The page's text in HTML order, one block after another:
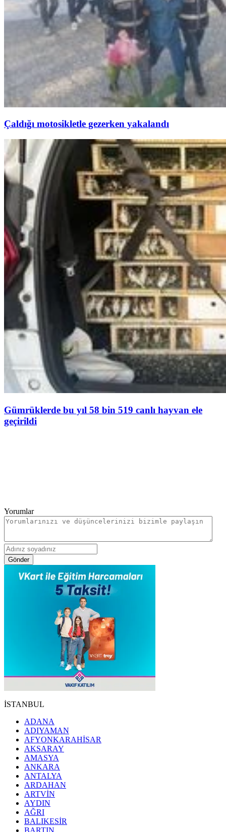
Çaldığı motosikletle gezerken yakalandı
Gümrüklerde bu yıl 58 bin 519 canlı hayvan ele
geçirildi
Yorumlar
Gönder
İSTANBUL
ADANA
ADIYAMAN
AFYONKARAHİSAR
AKSARAY
AMASYA
ANKARA
ANTALYA
ARDAHAN
ARTVİN
AYDIN
AĞRI
BALIKESİR
BARTIN